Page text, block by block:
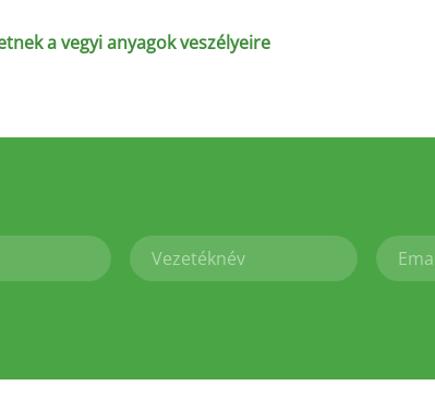
a vegyi anyagok veszélyeire